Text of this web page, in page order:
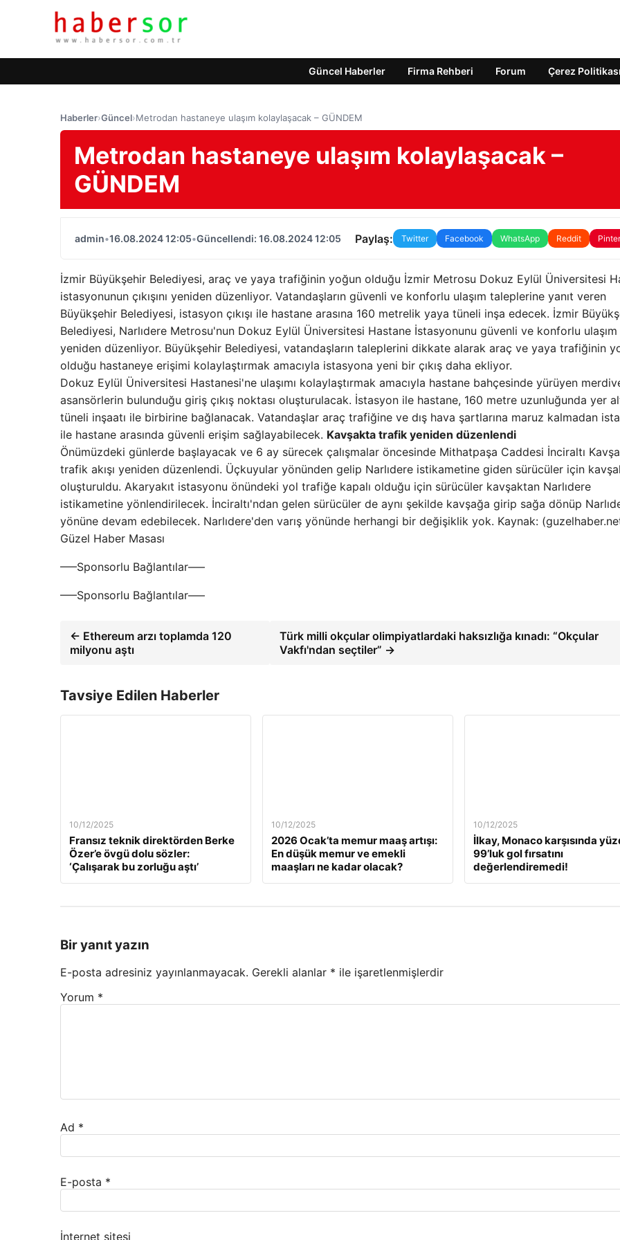
Güncel Haberler Firma Rehberi Forum Çerez Politikası
Haberler›Güncel›Metrodan hastaneye ulaşım kolaylaşacak – GÜNDEM
Metrodan hastaneye ulaşım kolaylaşacak –
GÜNDEM
admin•16.08.2024 12:05•Güncellendi: 16.08.2024 12:05 Paylaş: Twitter Facebook WhatsApp Reddit
İzmir Büyükşehir Belediyesi, araç ve yaya trafiğinin yoğun olduğu İzmir Metrosu Dokuz Eylül Üniversitesi
istasyonunun çıkışını yeniden düzenliyor. Vatandaşların güvenli ve konforlu ulaşım taleplerine yanıt veren
Büyükşehir Belediyesi, istasyon çıkışı ile hastane arasına 160 metrelik yaya tüneli inşa edecek. İzmir
Belediyesi, Narlıdere Metrosu'nun Dokuz Eylül Üniversitesi Hastane İstasyonunu güvenli ve konforlu
yeniden düzenliyor. Büyükşehir Belediyesi, vatandaşların taleplerini dikkate alarak araç ve yaya trafiğinin
olduğu hastaneye erişimi kolaylaştırmak amacıyla istasyona yeni bir çıkış daha ekliyor.
Dokuz Eylül Üniversitesi Hastanesi'ne ulaşımı kolaylaştırmak amacıyla hastane bahçesinde yürüyen
asansörlerin bulunduğu giriş çıkış noktası oluşturulacak. İstasyon ile hastane, 160 metre uzunluğunda yer
tüneli inşaatı ile birbirine bağlanacak. Vatandaşlar araç trafiğine ve dış hava şartlarına maruz kalmadan
ile hastane arasında güvenli erişim sağlayabilecek. Kavşakta trafik yeniden düzenlendi
Önümüzdeki günlerde başlayacak ve 6 ay sürecek çalışmalar öncesinde Mithatpaşa Caddesi İnciraltı
trafik akışı yeniden düzenlendi. Üçkuyular yönünden gelip Narlıdere istikametine giden sürücüler için
oluşturuldu. Akaryakıt istasyonu önündeki yol trafiğe kapalı olduğu için sürücüler kavşaktan Narlıdere
istikametine yönlendirilecek. İnciraltı'ndan gelen sürücüler de aynı şekilde kavşağa girip sağa dönüp
yönüne devam edebilecek. Narlıdere'den varış yönünde herhangi bir değişiklik yok. Kaynak:
Güzel Haber Masası
—–Sponsorlu Bağlantılar—–
—–Sponsorlu Bağlantılar—–
← Ethereum arzı toplamda 120
milyonu aştı
Türk milli okçular olimpiyatlardaki haksızlığa kınadı: “Okçular
Vakfı'ndan seçtiler” →
Tavsiye Edilen Haberler
10/12/2025
Fransız teknik direktörden Berke
Özer’e övgü dolu sözler:
‘Çalışarak bu zorluğu aştı’
10/12/2025
2026 Ocak’ta memur maaş artışı:
En düşük memur ve emekli
maaşları ne kadar olacak?
10/12/2025
İlkay, Monaco karşısında
99’luk gol fırsatını
değerlendiremedi!
Bir yanıt yazın
E-posta adresiniz yayınlanmayacak. Gerekli alanlar * ile işaretlenmişlerdir
Yorum *
Ad *
E-posta *
İnternet sitesi